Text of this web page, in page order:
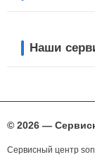
Наши
© 2026 —
Сервисный центр